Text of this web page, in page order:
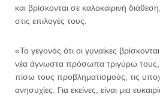
και βρίσκονται σε καλοκαιρινή
στις επιλογές τους.
«Το γεγονός ότι οι γυναίκες
νέα άγνωστα πρόσωπα τριγύρω
πίσω τους προβληματισμούς, τις
ανησυχίες. Για εκείνες, είναι μια